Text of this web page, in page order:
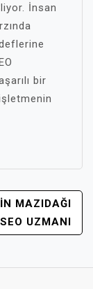
İnsan
bir
MAZIDAĞI
SEO UZMANI